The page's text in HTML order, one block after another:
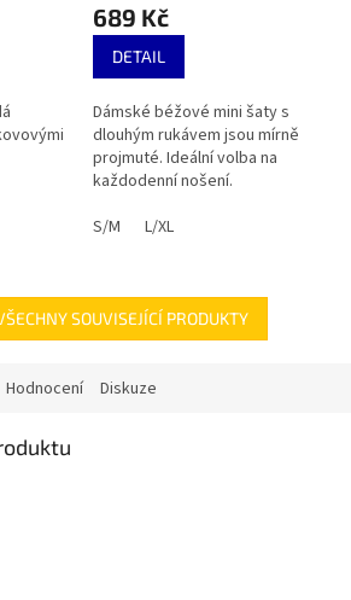
689 Kč
DETAIL
Dámské béžové mini šaty s
dlouhým rukávem jsou mírně
projmuté. Ideální volba na
každodenní nošení.
S/M
L/XL
SOUVISEJÍCÍ PRODUKTY
Hodnocení Diskuze